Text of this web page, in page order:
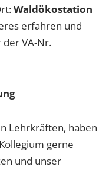
Waldökostation
erfahren und
VA-Nr.
Lehrkräften, haben
gerne
und unser